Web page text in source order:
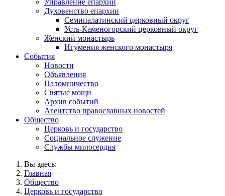
Управление епархии
Духовенство епархии
Семипалатинский церковный округ
Усть-Каменогорский церковный округ
Женский монастырь
Игумения женского монастыря
События
Новости
Объявления
Паломничество
Святые мощи
Архив событий
Агентство православных новостей
Общество
Церковь и государство
Социальное служение
Службы милосердия
Вы здесь:
Главная
Общество
Церковь и государство